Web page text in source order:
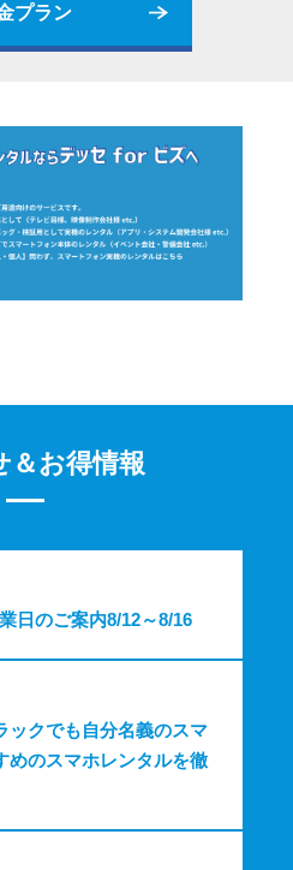
プラン
＆お得情報
日のご案内8/12～8/16
ックでも自分名義のスマ
めのスマホレンタルを徹